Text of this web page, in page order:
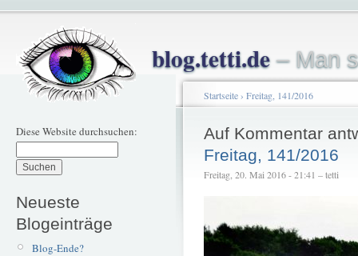
blog.tetti.de– Man
Diese Website durchsuchen:
Neueste
Blogeinträge
Blog-Ende?
Startseite› Freitag, 141/2016
Auf Kommentar
Freitag, 141/2016
Freitag, 20. Mai 2016 - 21:41 – tetti